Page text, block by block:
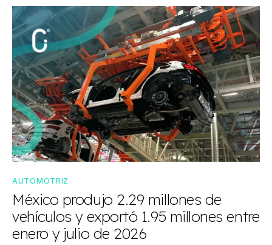
AUTOMOTRIZ
México produjo 2.29 millones de
vehículos y exportó 1.95 millones entre
enero y julio de 2026